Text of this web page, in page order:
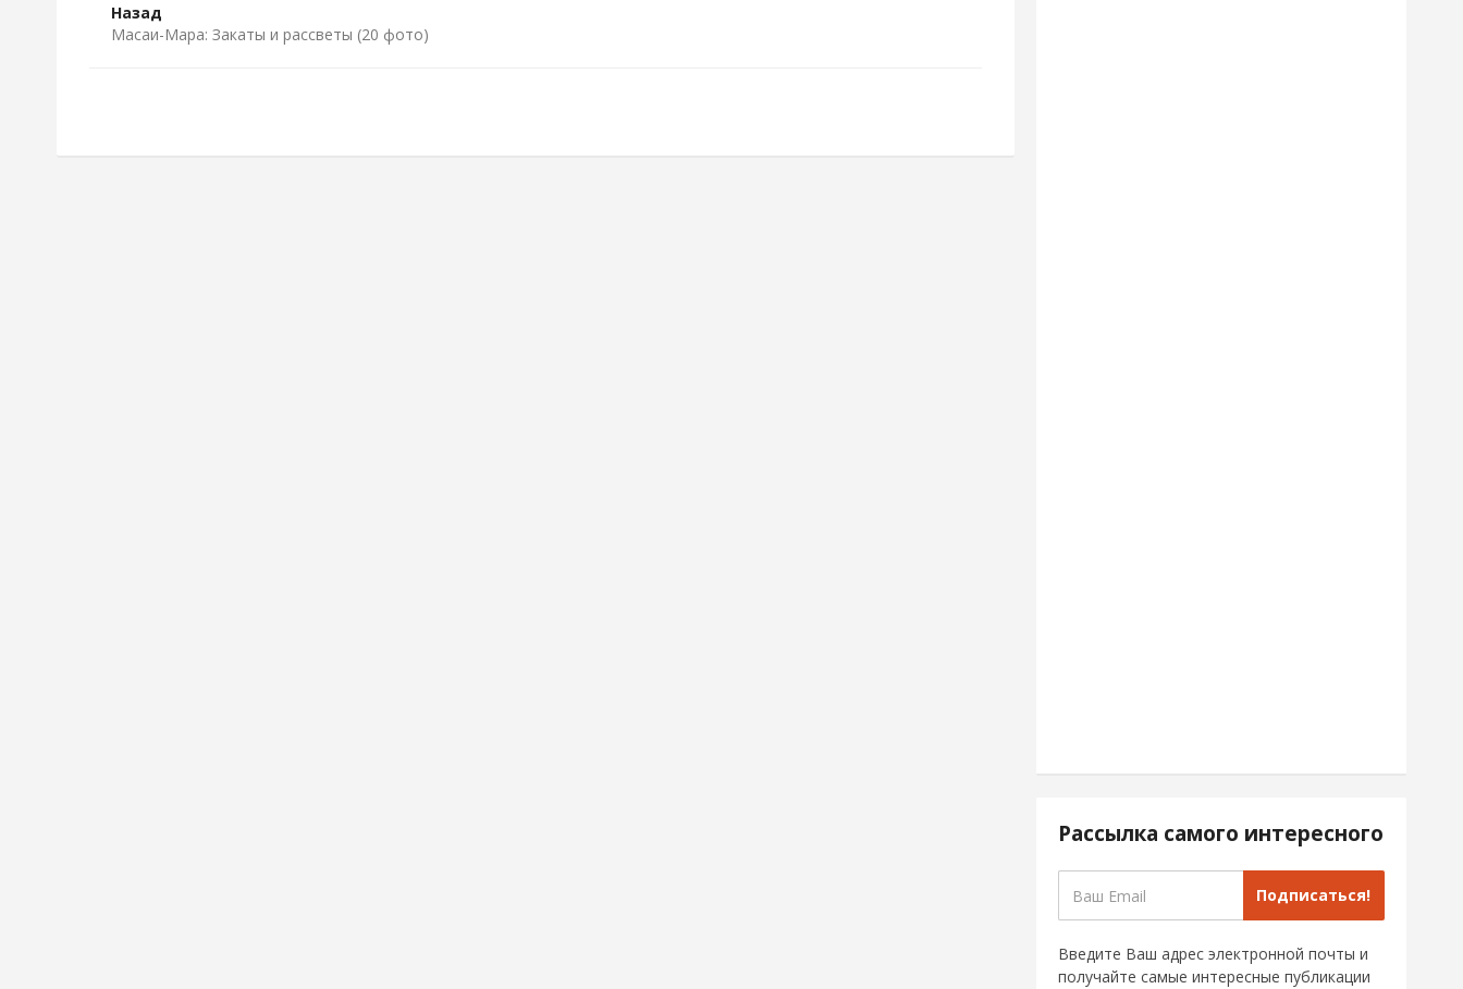
Назад
Масаи-Мара: Закаты и рассветы (20 фото)
Рассылка самого интересного
Подписаться!
Введите Ваш адрес электронной почты и
получайте самые интересные публикации